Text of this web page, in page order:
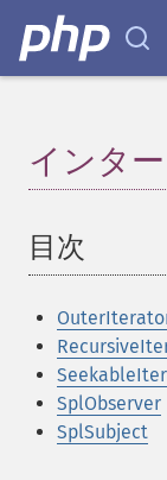
インタ
目次
SplObserver
SplSubject